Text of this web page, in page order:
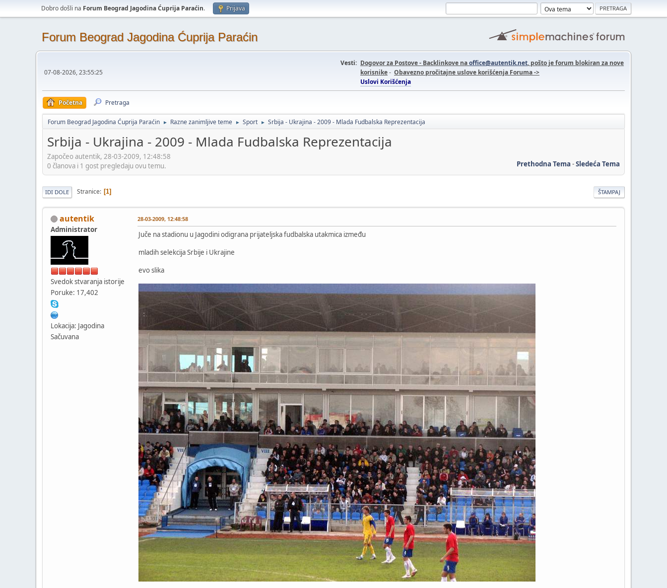
Dobro došli na Forum Beograd Jagodina Ćuprija Paraćin. Prijava
Forum Beograd Jagodina Ćuprija Paraćin
07-08-2026, 23:55:25
Vesti: Dogovor za Postove - Backlinkove naoffice@autentik.net, pošto je forum blokiran za nove
korisnike- Obavezno pročitajne uslove korišćenja Foruma ->
Uslovi Korišćenja
Početna Pretraga
Forum Beograd Jagodina Ćuprija Paraćin ► Razne zanimljive teme ► Sport ► Srbija - Ukrajina - 2009 - Mlada Fudbalska Reprezentacija
Srbija - Ukrajina - 2009 - Mlada Fudbalska Reprezentacija
Započeo autentik, 28-03-2009, 12:48:58
Prethodna Tema -Sledeća Tema
0 članova i 1 gost pregledaju ovu temu.
ŠTAMPAJ
IDI DOLE Stranice 1
autentik
Administrator
Svedok stvaranja istorije
Poruke: 17,402
Lokacija: Jagodina
Sačuvana
28-03-2009, 12:48:58
Juče na stadionu u Jagodini odigrana prijateljska fudbalska utakmica između
mladih selekcija Srbije i Ukrajine
evo slika